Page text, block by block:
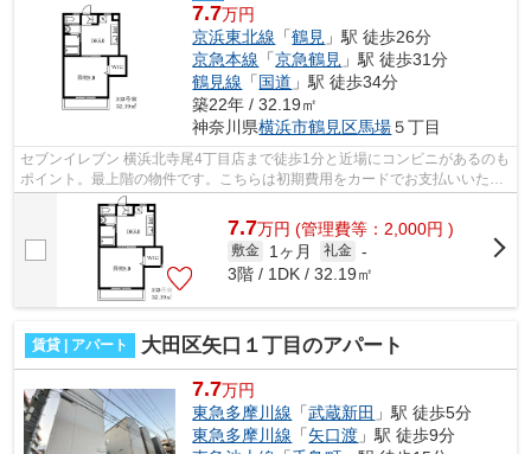
7.7万円
京浜東北線 「鶴見 」駅 徒歩26分
京急本線 「京急鶴見 」駅 徒歩31分
鶴見線 「国道 」駅 徒歩34分
築22年 / 32.19㎡
神奈川県横浜市鶴見区馬場５丁目
セブンイレブン 横浜北寺尾4丁目店まで徒歩1分と近場にコンビニがあるのも
ポイント。最上階の物件です。こちらは初期費用をカードでお支払いいただ
ける物件です。こちらの物件はアパー...
7.7万円 (管理費等：2,000円 )
敷金 1ヶ月 礼金 -
3階 / 1DK / 32.19㎡
賃貸 | アパート 大田区矢口１丁目のアパート
7.7万円
東急多摩川線 「武蔵新田 」駅 徒歩5分
東急多摩川線 「矢口渡 」駅 徒歩9分